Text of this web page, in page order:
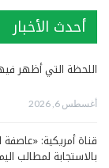
أحدث الأخبار
اللحظة التي أظهر
أغسطس 6, 2026
قناة أمريكية:
بالاستجابة لمطالب